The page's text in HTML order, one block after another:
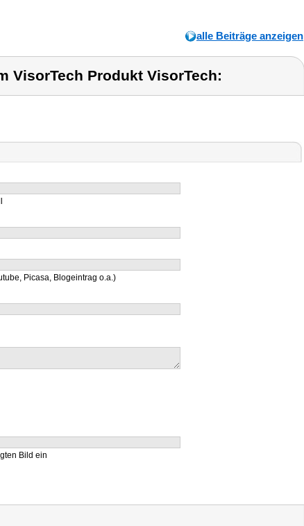
alle Beiträge anzeigen
VisorTech Produkt VisorTech:
Picasa, Blogeintrag o.a.)
Bild ein